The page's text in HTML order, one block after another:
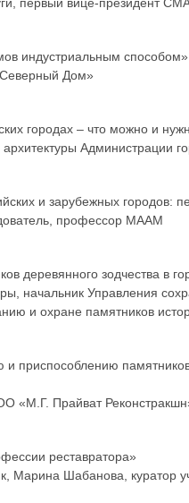
индустриальным способом»
Дом»
городах – что можно и
Администрации
и зарубежных городов:
профессор МААМ
деревянного зодчества в
начальник Управления
и охране памятников
приспособлению
«М.Г. Прайват
реставратора»
Марина Шабанова, куратор